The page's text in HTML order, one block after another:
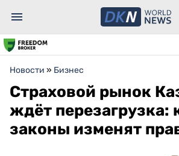
Новости » Бизнес
Страховой рынок
ждёт перезагрузка:
законы изменят